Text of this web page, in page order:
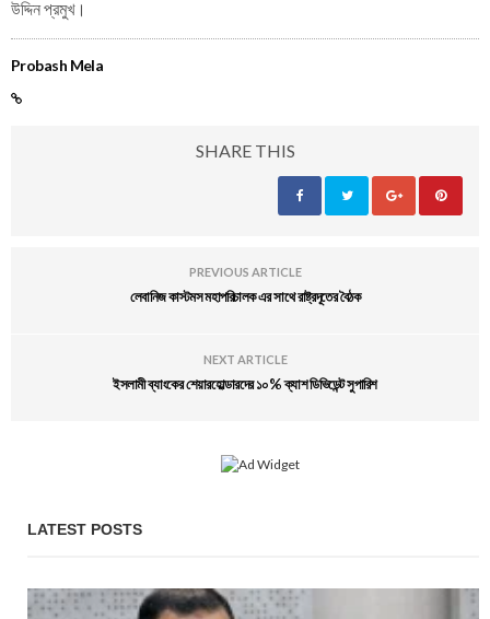
উদ্দিন প্রমুখ।
Probash Mela
SHARE THIS
PREVIOUS ARTICLE
লেবানিজ কাস্টমস মহাপরিচালক এর সাথে রাষ্ট্রদূতের বৈঠক
NEXT ARTICLE
ইসলামী ব্যাংকের শেয়ারহোল্ডারদের ১০% ক্যাশ ডিভিডেন্ট সুপারিশ
LATEST POSTS